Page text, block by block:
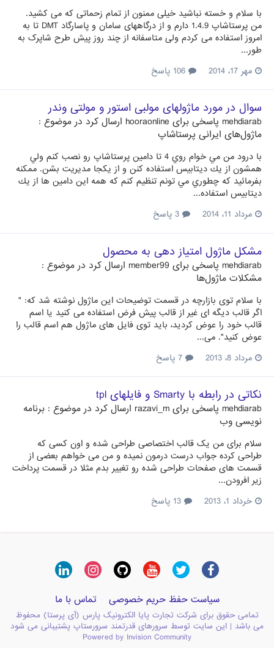
با سلام و خسته نباشید خیلی ممنون از تمام زحماتی که می کشید.
من پرستاشاپ 1.4.9 دارم و از درگاههای سامان و پاسارگاد DMT تا به
امروز استفاده می کردم ولی متاسفانه از چند روز پیش طرح شاپرک به
طور...
مهر 17، 2014
سوال در مورد ماژولهای مولبی استور و مولتی وندر
mehdiarab پاسخی برای hooraonline ارسال کرد در موضوع :
ماژول‌های ایرانی پرستاشاپ
با درود من مي خوام روي 4 تا دامين پرستاشاپ رو نصب كنم ولي
همشون از يك ديتابيس استفاده كنن و از يكجا مديريت بشن. ممكنه
بفرمائيد كه چطوري مي تونم تنظيم كنم كه همه اين دامين ها از يك
ديتابيس استفاده...
مرداد 11، 2014
مشکل ماژول امتیاز دهی به محصول
mehdiarab پاسخی برای member99 ارسال کرد در موضوع :
مشکلات ماژول‌ها
با سلام توی بازارچه در قسمت توضیحات این ماژول نوشته شد که: "
اگر قالب دیگه ای غیر از قالب پیش فرض استفاده می کنید یا اسم
قالب خود را عوض کردید، باید توی فایل های ماژول هم اسم قالب را
عوض کنید". می...
مرداد 8، 2013
نکاتی در رابطه با Smarty و فایلهای tpl
mehdiarab پاسخی برای razavi_m ارسال کرد در موضوع : برنامه
نویسی وب
سلام برای من یک قالب اختصاصی طراحی شده و اون کسی که
طراحی کرده جواب درست درمون نمیده و من می خواهم بعضی از
قسمت های صفحات طراحی شده رو تغییر بدم مثلا در قسمت پرداخت
زیر افرودن...
خرداد 1، 2013
سیاست حفظ حریم خصوصی تماس با ما
تمامی حقوق برای شرکت تجارت پایا الکترونیک پارس (آی پرستا) محفوظ
می باشد | این سایت توسط سرورهای قدرتمند سرورستاپ پشتیبانی می شود
Powered by Invision Community